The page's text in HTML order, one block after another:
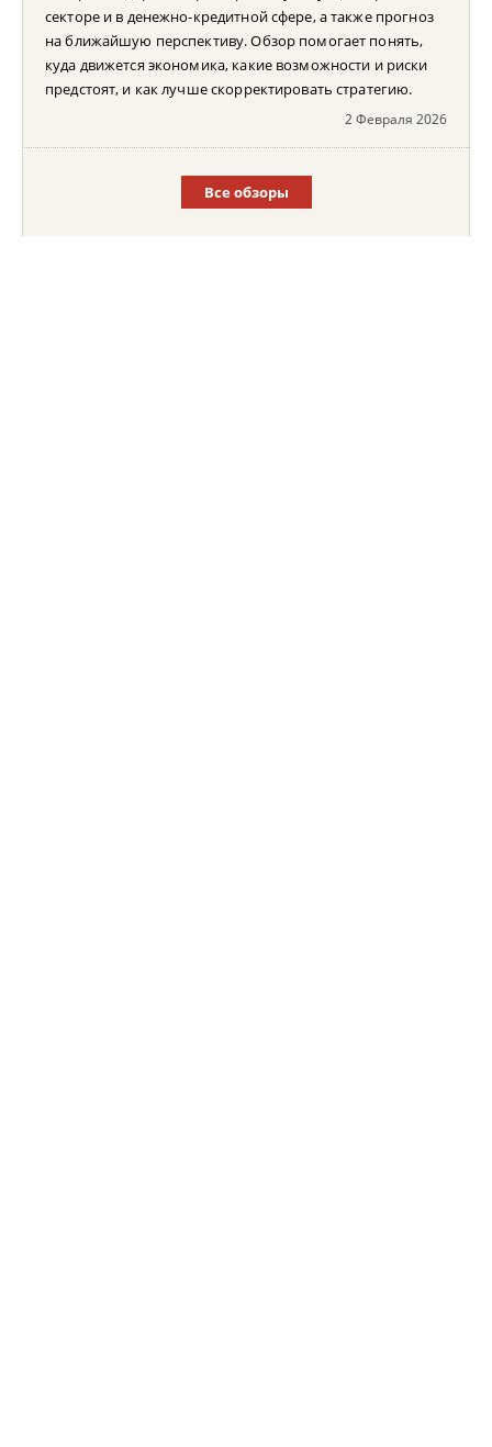
секторе и в денежно-кредитной сфере, а также прогноз
на ближайшую перспективу. Обзор помогает понять,
куда движется экономика, какие возможности и риски
предстоят, и как лучше скорректировать стратегию.
2 Февраля 2026
Все обзоры